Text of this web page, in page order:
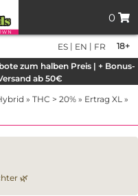
0
18+
ES | EN | FR
zum halben Preis | + Bonus-
ab 50€
» THC > 20% » Ertrag XL »
🌿